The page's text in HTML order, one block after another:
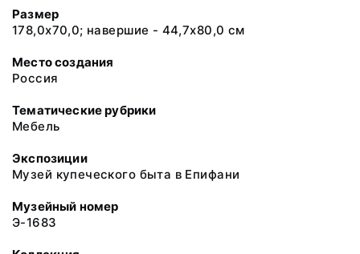
Размер
178,0х70,0; навершие - 44,7х80,0 см
Место создания
Россия
Тематические рубрики
Мебель
Экспозиции
Музей купеческого быта в Епифани
Музейный номер
Э-1683